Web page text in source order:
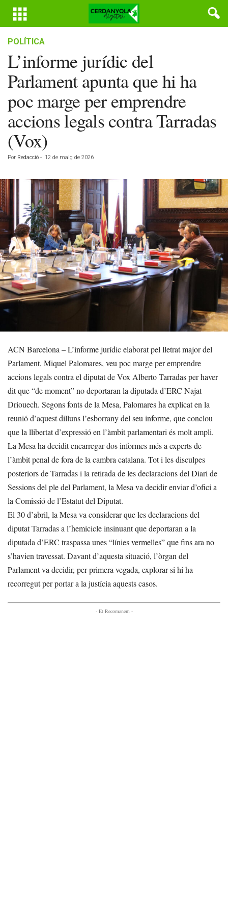
POLÍTICA
L’informe jurídic del
Parlament apunta que hi ha
poc marge per emprendre
accions legals contra Tarradas
(Vox)
Por Redacció - 12 de maig de 2026
ACN Barcelona – L’informe jurídic elaborat pel lletrat major del
Parlament, Miquel Palomares, veu poc marge per emprendre
accions legals contra el diputat de Vox Alberto Tarradas per haver
dit que “de moment” no deportaran la diputada d’ERC Najat
Driouech. Segons fonts de la Mesa, Palomares ha explicat en la
reunió d’aquest dilluns l’esborrany del seu informe, que conclou
que la llibertat d’expressió en l’àmbit parlamentari és molt ampli.
La Mesa ha decidit encarregar dos informes més a experts de
l’àmbit penal de fora de la cambra catalana. Tot i les disculpes
posteriors de Tarradas i la retirada de les declaracions del Diari de
Sessions del ple del Parlament, la Mesa va decidir enviar d’ofici a
la Comissió de l’Estatut del Diputat.
El 30 d’abril, la Mesa va considerar que les declaracions del
diputat Tarradas a l’hemicicle insinuant que deportaran a la
diputada d’ERC traspassa unes “línies vermelles” que fins ara no
s’havien travessat. Davant d’aquesta situació, l’òrgan del
Parlament va decidir, per primera vegada, explorar si hi ha
recorregut per portar a la justícia aquests casos.
- Et Recomanem -